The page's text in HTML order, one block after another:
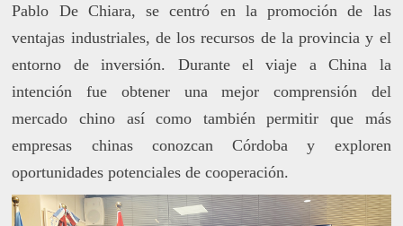
Pablo De Chiara, se centró en la promoción de las
ventajas industriales, de los recursos de la provincia y el
entorno de inversión. Durante el viaje a China la
intención fue obtener una mejor comprensión del
mercado chino así como también permitir que más
empresas chinas conozcan Córdoba y exploren
oportunidades potenciales de cooperación.